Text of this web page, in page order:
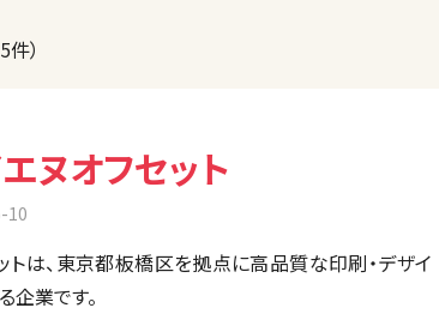
）
ヌオフセット
10
トは、東京都板橋区を拠点に高品質な印刷・デザイ
企業です。